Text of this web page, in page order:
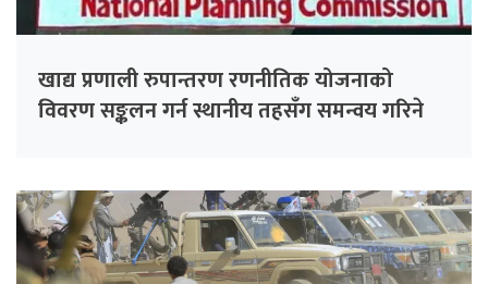
खाद्य प्रणाली रुपान्तरण रणनीतिक योजनाको
विवरण सङ्कलन गर्न स्थानीय तहसँग समन्वय गरिने